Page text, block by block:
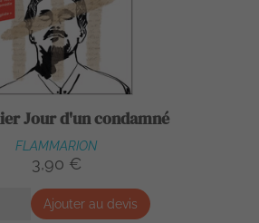
Jour d'un condamné
FLAMMARION
3,90 €
Ajouter au devis